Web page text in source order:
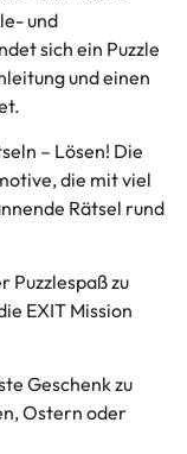
und
sich ein Puzzle
und einen
– Lösen! Die
die mit viel
Rätsel rund
Puzzlespaß zu
EXIT Mission
Geschenk zu
Ostern oder